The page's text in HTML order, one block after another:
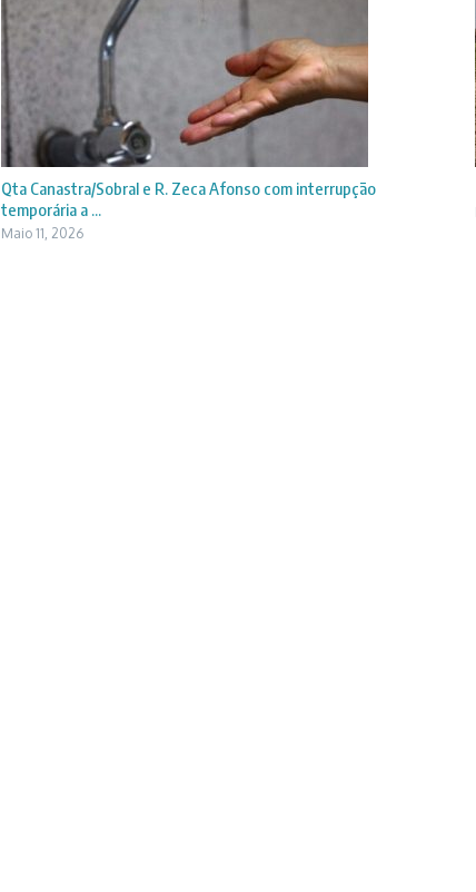
Qta Canastra/Sobral e R. Zeca Afonso com interrupção
temporária a ...
Maio 11, 2026